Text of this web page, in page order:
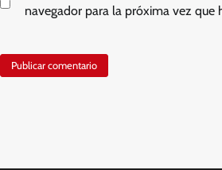
navegador para la próxima vez que